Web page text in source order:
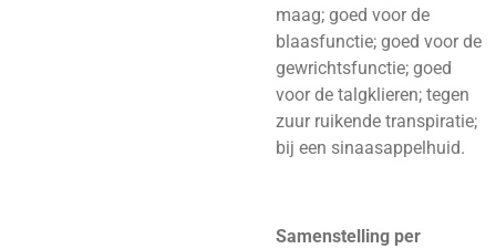
maag; goed voor de
blaasfunctie; goed voor de
gewrichtsfunctie; goed
voor de talgklieren; tegen
zuur ruikende transpiratie;
bij een sinaasappelhuid.
Samenstelling per